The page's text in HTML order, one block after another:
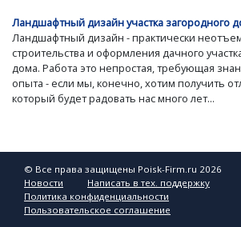
Ландшафтный дизайн участка загородного
Ландшафтный дизайн - практически
строительства и оформления дачного
дома. Работа это непростая, требующая
опыта - если мы, конечно, хотим получить
который будет радовать нас много лет...
© Все права защищены Poisk-Firm.ru 2026
Новости
Написать в тех. поддержку
Политика конфиденциальности
Пользовательское соглашение